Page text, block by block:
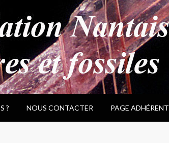
? NOUS CONTACTER PAGE ADHÉRENT